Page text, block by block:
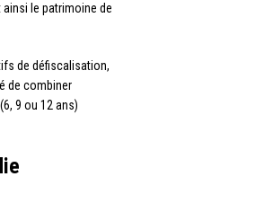
le patrimoine de
de défiscalisation,
de combiner
9 ou 12 ans)